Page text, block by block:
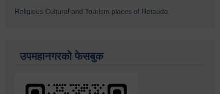
Religious Cultural and Tourism places of Hetauda
उपमहानगरको फेसबुक